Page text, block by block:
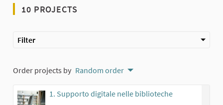
10 PROJECTS
Filter
Order projects by Random order
1. Supporto digitale nelle biblioteche